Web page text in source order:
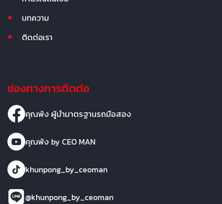
บทความ
ติดต่อเรา
ช่องทางการติดต่อ
คุณพ้ง ผู้นำมาตรฐานรถมือสอง
คุณพ้ง by CEO MAN
khunpong_by_ceoman
@khunpong_by_ceoman